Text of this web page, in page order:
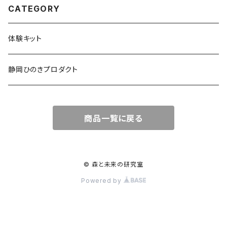
CATEGORY
体験キット
静岡ひのきプロダクト
商品一覧に戻る
© 森と未来の研究室
Powered by